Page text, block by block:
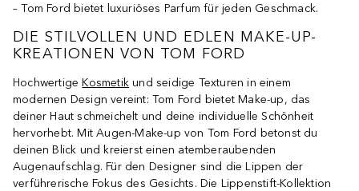
– Tom Ford bietet luxuriöses Parfum für jeden Geschmack.
DIE STILVOLLEN UND EDLEN MAKE-UP-
KREATIONEN VON TOM FORD
HochwertigeKosmetik und seidige Texturen in einem
modernen Design vereint: Tom Ford bietet Make-up, das
deiner Haut schmeichelt und deine individuelle Schönheit
hervorhebt. Mit Augen-Make-up von Tom Ford betonst du
deinen Blick und kreierst einen atemberaubenden
Augenaufschlag. Für den Designer sind die Lippen der
verführerische Fokus des Gesichts. Die Lippenstift-Kollektion